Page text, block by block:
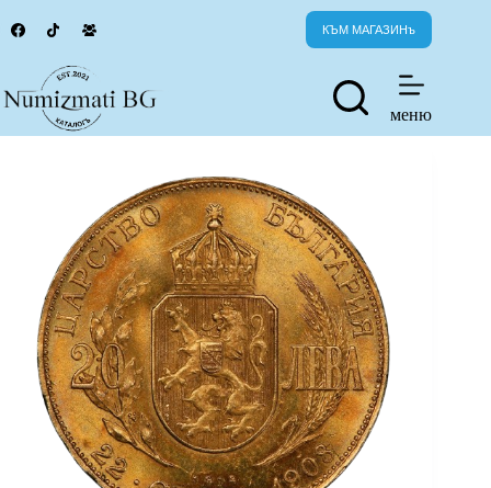
to
КЪМ МАГАЗИНъ
меню